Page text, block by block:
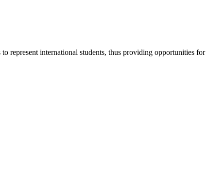
international students, thus providing opportunities